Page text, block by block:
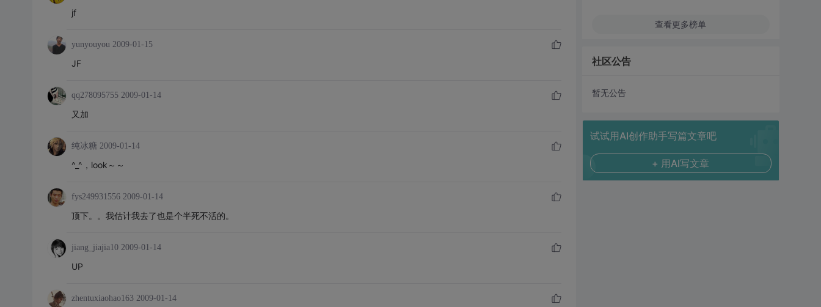
jf
yunyouyou 2009-01-15
JF
qq278095755 2009-01-14
又加
纯冰糖 2009-01-14
^_^，look～～
fys249931556 2009-01-14
顶下。。我估计我去了也是个半死不活的。
jiang_jiajia10 2009-01-14
UP
zhentuxiaohao163 2009-01-14
查看更多榜单
社区公告
暂无公告
试试用AI创作助手写篇文章吧
+ 用AI写文章